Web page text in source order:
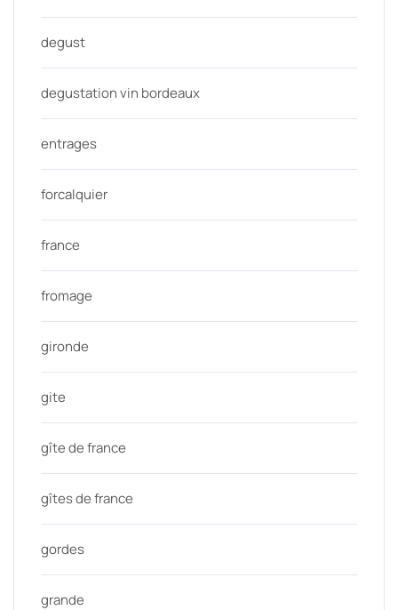
degust
degustation vin bordeaux
entrages
forcalquier
france
fromage
gironde
gite
gîte de france
gîtes de france
gordes
grande